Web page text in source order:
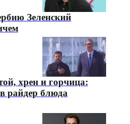
Зеленский
хрен и горчица:
райдер блюда